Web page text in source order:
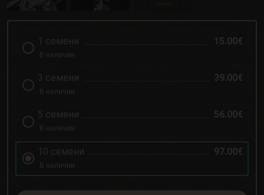
1 семени 15.00€
В наличии
3 семени 39.00€
В наличии
5 семени 56.00€
В наличии
10 семени 97.00€
В наличии